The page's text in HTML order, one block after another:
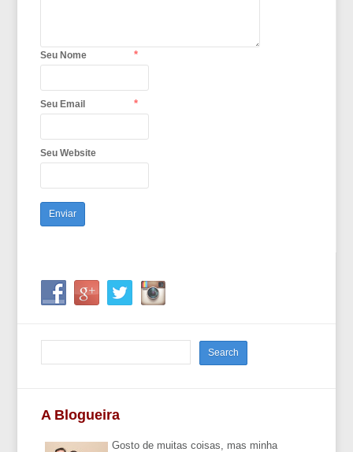
Seu Nome *
Seu Email *
Seu Website
A Blogueira
Gosto de muitas coisas, mas minha